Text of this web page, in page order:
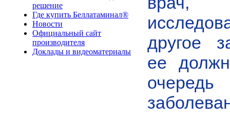
решение
Где купить Беллатаминал®
Новости
Официальный сайт
производителя
Доклады и видеоматериалы
другое
ее